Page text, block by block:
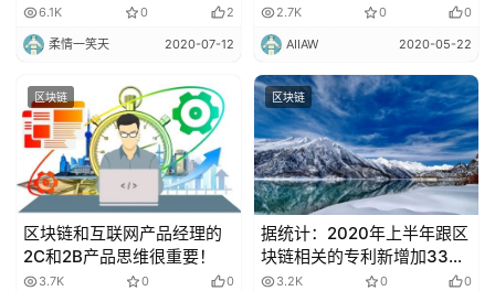
6.1K 0 2
柔情一笑天 2020-07-12
2.7K 0 0
AIIAW 2020-05-22
区块链
区块链和互联网产品经理的
2C和2B产品思维很重要！
3.7K 0 0
区块链
据统计：2020年上半年跟区
块链相关的专利新增加3300
多件！
3.2K 0 0